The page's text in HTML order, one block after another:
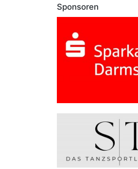
Sponsoren